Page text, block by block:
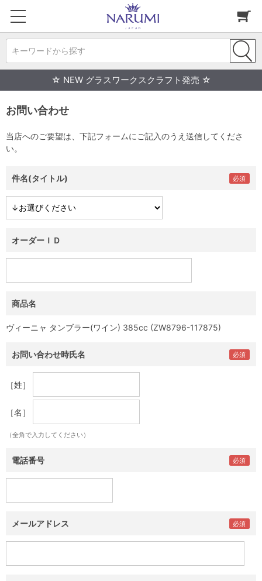
キーワードから探す
☆ NEW グラスワークスクラフト発売 ☆
お問い合わせ
当店へのご要望は、下記フォームにご記入のうえ送信してくださ
い。
件名(タイトル)
オーダーＩＤ
商品名
ヴィーニャ タンブラー(ワイン) 385cc (ZW8796-117875)
お問い合わせ時氏名
［姓］
［名］
（全角で入力してください）
電話番号
メールアドレス